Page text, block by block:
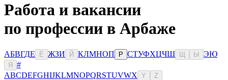
Работа и вакансии
по профессии в Арбаже
АБВГДЕ Ё ЖЗИ Й КЛМНОП Р СТУФХЦЧШ Ы ЭЮ
Я
#
ABCDEFGHIJKLMNOPQRSTUVWX Y Z